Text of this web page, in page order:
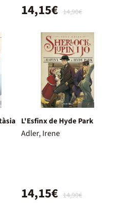
14,90€
14,15€
L'Esfinx de Hyde Park
Adler, Irene
14,90€
14,15€